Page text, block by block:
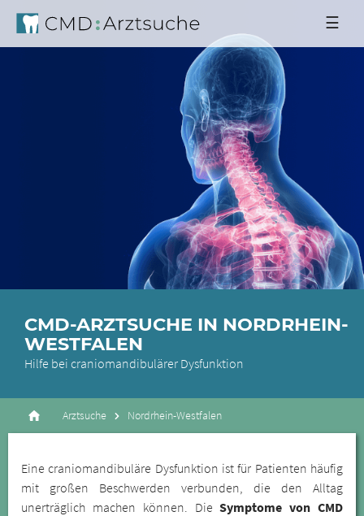
☰
CMD-ARZTSUCHE IN NORDRHEIN-
WESTFALEN
Hilfe bei craniomandibulärer Dysfunktion
Arztsuche Nordrhein-Westfalen
Eine craniomandibuläre Dysfunktion ist für Patienten häufig
mit großen Beschwerden verbunden, die den Alltag
unerträglich machen können. DieSymptome von CMD